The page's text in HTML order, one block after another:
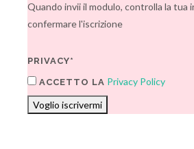
Quando invii il modulo, controlla la tua
confermare l'iscrizione
PRIVACY*
ACCETTO LA Privacy Policy
Voglio iscrivermi